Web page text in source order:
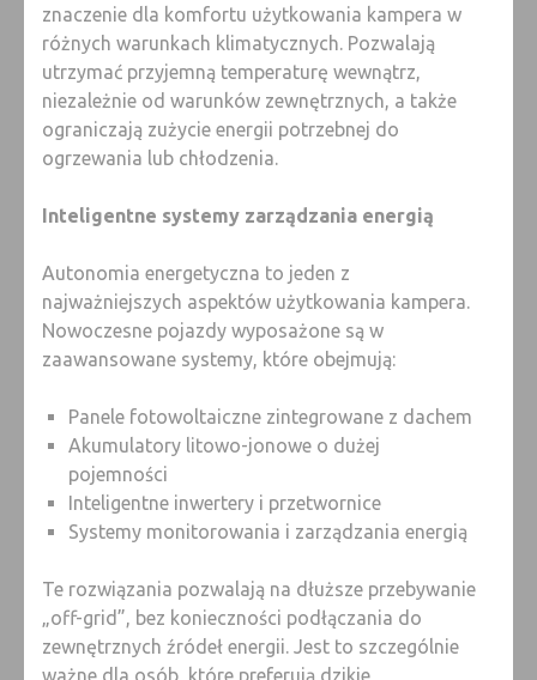
znaczenie dla komfortu użytkowania kampera w
różnych warunkach klimatycznych. Pozwalają
utrzymać przyjemną temperaturę wewnątrz,
niezależnie od warunków zewnętrznych, a także
ograniczają zużycie energii potrzebnej do
ogrzewania lub chłodzenia.
Inteligentne systemy zarządzania energią
Autonomia energetyczna to jeden z
najważniejszych aspektów użytkowania kampera.
Nowoczesne pojazdy wyposażone są w
zaawansowane systemy, które obejmują:
Panele fotowoltaiczne zintegrowane z dachem
Akumulatory litowo-jonowe o dużej
pojemności
Inteligentne inwertery i przetwornice
Systemy monitorowania i zarządzania energią
Te rozwiązania pozwalają na dłuższe przebywanie
„off-grid”, bez konieczności podłączania do
zewnętrznych źródeł energii. Jest to szczególnie
ważne dla osób, które preferują dzikie